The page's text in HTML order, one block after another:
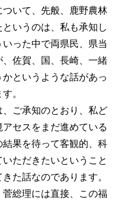
いて、先般、鹿野農林
いうのは、私も承知し
った中で両県民、県当
佐賀、国、長崎、一緒
というような話があっ
。
ご承知のとおり、私ど
セスをまだ進めている
果を待って客観的、科
ただきたいということ
た話なのであります。
総理には直接、この福